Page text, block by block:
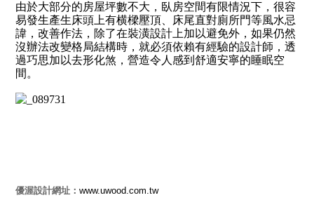
由於大部分的房屋坪數不大，臥房空間有限情況下，很容
易發生產生床頭上有横樑壓頂、床尾直對廁所門等風水忌
諱，改善作法，除了在裝潢設計上加以避免外，如果仍然
沒辦法改變格局結構時，就必須依賴有經驗的設計師，透
過巧思加以去形化煞，營造令人感到舒適安寧的睡眠空
間。
優渥設計網址：www.uwood.com.tw